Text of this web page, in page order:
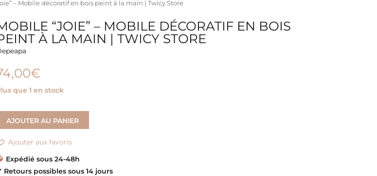
– Mobile décoratif en bois peint à la main | Twicy Store
“JOIE” – MOBILE DÉCORATIF EN BOIS
À LA MAIN | TWICY STORE
€
que 1 en stock
AJOUTER AU PANIER
Ajouter aux favoris
Expédié sous 24-48h
Retours possibles sous 14 jours